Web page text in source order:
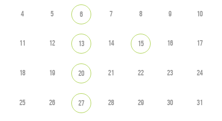
4 5 6 7 8 9 10
11 12 13 14 15 16 17
18 19 20 21 22 23 24
25 26 27 28 29 30 31